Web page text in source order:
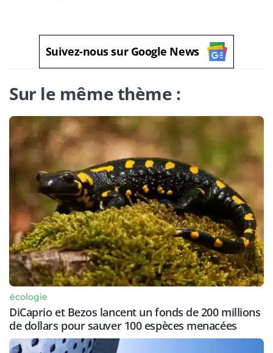
Suivez-nous sur Google News
Sur le même thème :
écologie
DiCaprio et Bezos lancent un fonds de 200 millions
de dollars pour sauver 100 espèces menacées